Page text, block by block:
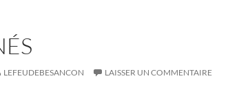
LEFEUDEBESANCON LAISSER UN COMMENTAIRE